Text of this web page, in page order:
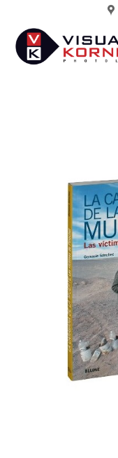
contenido